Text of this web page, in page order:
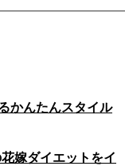
かんたんスタイル
嫁ダイエットをイ